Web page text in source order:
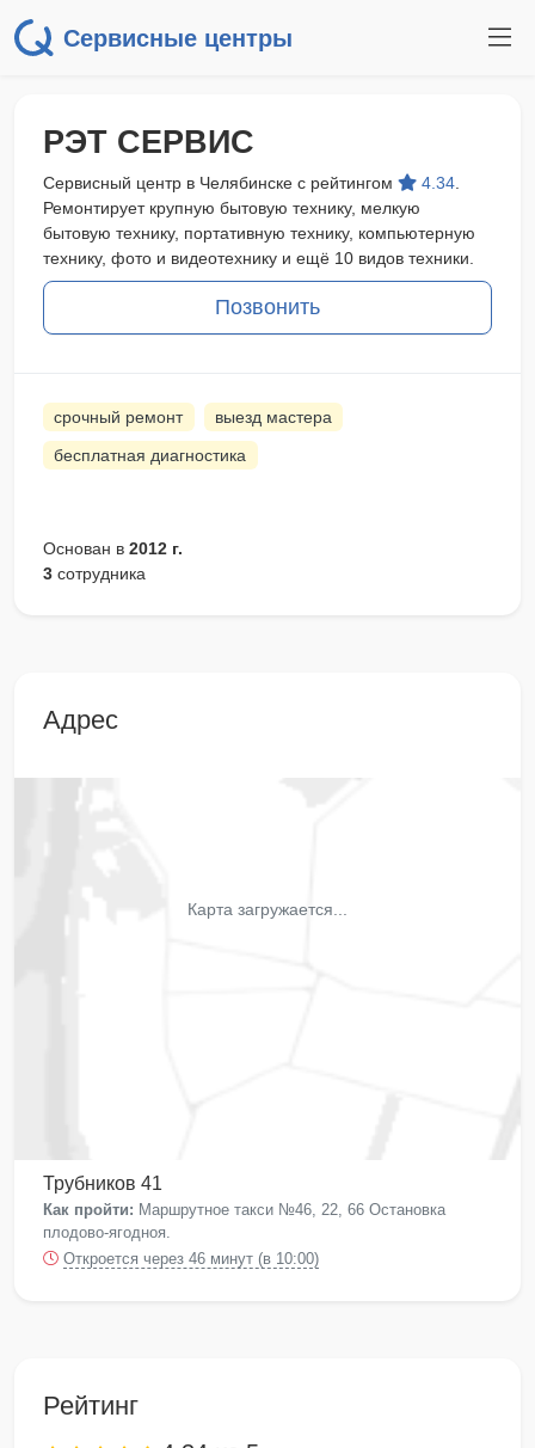
Сервисные центры
РЭТ СЕРВИС
Сервисный центр в Челябинске с рейтингом 4.34
Ремонтирует крупную бытовую технику, мелкую
бытовую технику, портативную технику, компьютерную
технику, фото и видеотехнику и ещё 10 видов техники.
Позвонить
срочный ремонт выезд мастера
бесплатная диагностика
Основан в 2012 г.
3 сотрудника
Адрес
Карта загружается...
Трубников 41
Как пройти: Маршрутное такси №46, 22, 66 Остановка
плодово-ягодноя.
Откроется через 46 минут (в 10:00)
Рейтинг